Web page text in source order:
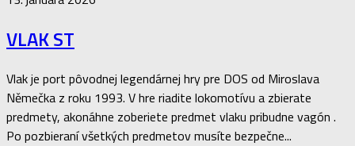
VLAK ST
Vlak je port pôvodnej legendárnej hry pre DOS od Miroslava
Němečka z roku 1993. V hre riadite lokomotívu a zbierate
predmety, akonáhne zoberiete predmet vlaku pribudne vagón .
Po pozbieraní všetkých predmetov musíte bezpečne...